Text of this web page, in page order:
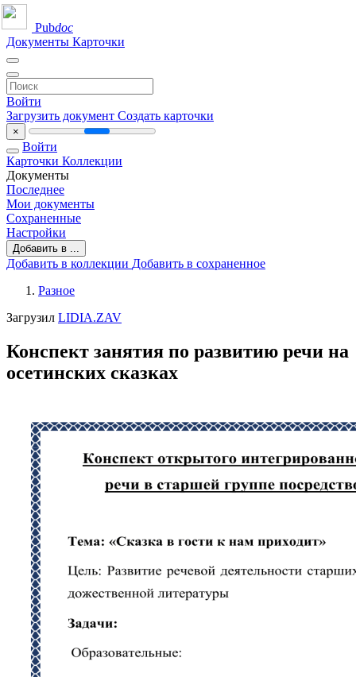
Pubdoc
Документы Карточки
Войти
Загрузить документ Создать карточки
×
Войти
Карточки Коллекции
Документы
Последнее
Мои документы
Сохраненные
Настройки
Добавить в ...
Добавить в коллекции Добавить в сохраненное
Разное
Загрузил LIDIA.ZAV
Конспект занятия по развитию речи на
осетинских сказках